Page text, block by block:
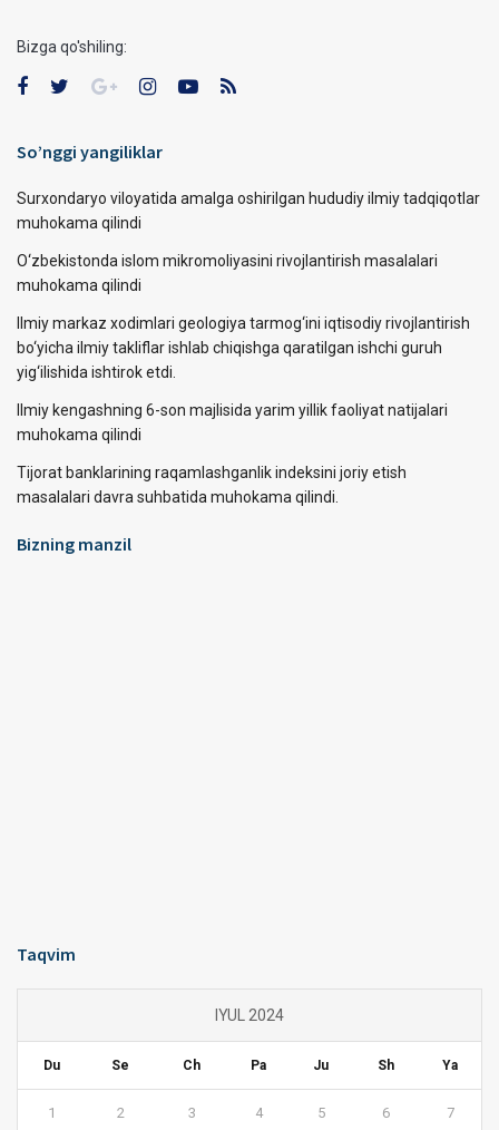
Bizga qo'shiling:
So’nggi yangiliklar
Surxondaryo viloyatida amalga oshirilgan hududiy ilmiy tadqiqotlar
muhokama qilindi
O‘zbekistonda islom mikromoliyasini rivojlantirish masalalari
muhokama qilindi
Ilmiy markaz xodimlari geologiya tarmog‘ini iqtisodiy rivojlantirish
bo‘yicha ilmiy takliflar ishlab chiqishga qaratilgan ishchi guruh
yig‘ilishida ishtirok etdi.
Ilmiy kengashning 6-son majlisida yarim yillik faoliyat natijalari
muhokama qilindi
Tijorat banklarining raqamlashganlik indeksini joriy etish
masalalari davra suhbatida muhokama qilindi.
Bizning manzil
Taqvim
IYUL 2024
Du Se Ch Pa Ju Sh Ya
1 2 3 4 5 6 7